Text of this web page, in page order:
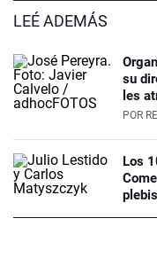
LEÉ ADEMÁS
su
les
POR
Los